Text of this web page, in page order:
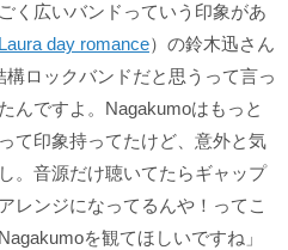
く広いバンドっていう印象があ
Laura day romance）の鈴木迅さん
構ロックバンドだと思うって言っ
んですよ。Nagakumoはもっと
て印象持ってたけど、意外と気
。音源だけ聴いてたらギャップ
レンジになってるんや！ってこ
を観てほしいですね」